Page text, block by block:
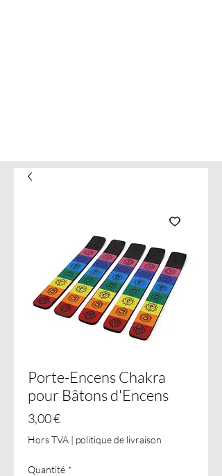
Porte-Encens Chakra
pour Bâtons d'Encens
3,00 €Prix
Hors TVA | politique de livraison
Quantité *